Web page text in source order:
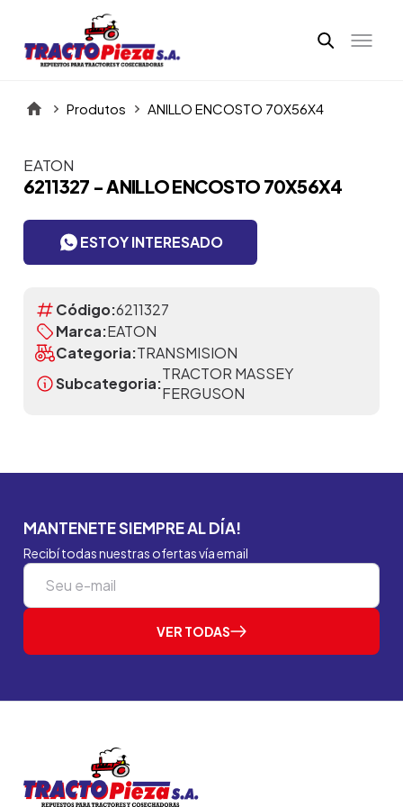
Produtos ANILLO ENCOSTO 70X56X4
Itens da Galeria
EATON
6211327 - ANILLO ENCOSTO 70X56X4
ESTOY INTERESADO
Código:6211327
Marca:EATON
Categoria:TRANSMISION
Subcategoria:
TRACTOR MASSEY
FERGUSON
MANTENETE SIEMPRE AL DÍA!
Recibí todas nuestras ofertas vía email
VER TODAS